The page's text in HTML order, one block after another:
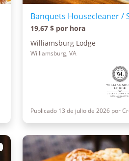
Banquets Housecleaner /
19,67 $ por hora
Williamsburg Lodge
Williamsburg, VA
Publicado 13 de julio de 2026 por